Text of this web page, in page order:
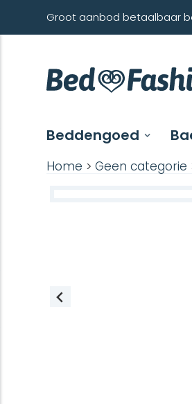
Groot aanbod betaalbaar
Beddengoed
Home >Geen categorie